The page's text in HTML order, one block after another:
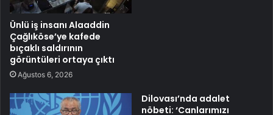
Ünlü iş insanı Alaaddin
Çağlıköse’ye kafede
bıçaklı saldırının
görüntüleri ortaya çıktı
Ağustos 6, 2026
Dilovası’nda adalet
nöbeti: ‘Canlarımızı